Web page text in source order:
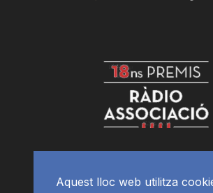
Aquest lloc web utilitza